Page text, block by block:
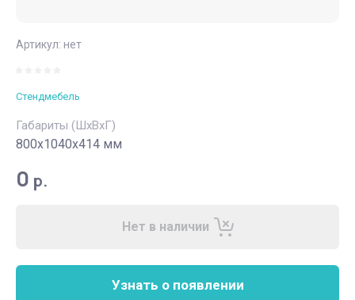
Артикул: нет
Стендмебель
Габариты (ШхВхГ)
800x1040x414 мм
0 р.
Нет в наличии
Узнать о появлении